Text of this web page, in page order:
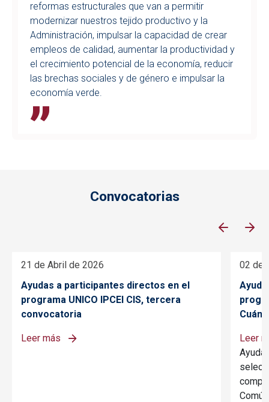
reformas estructurales que van a permitir
modernizar nuestros tejido productivo y la
Administración, impulsar la capacidad de crear
empleos de calidad, aumentar la productividad y
el crecimiento potencial de la economía, reducir
las brechas sociales y de género e impulsar la
economía verde.
Convocatorias
21 de Abril de 2026
Ayudas a participantes directos en el
programa UNICO IPCEI CIS, tercera
convocatoria
Leer más
02 de
Leer